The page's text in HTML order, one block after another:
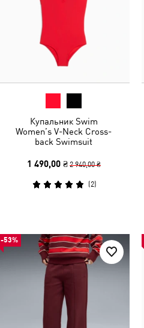
Купальник Swim
Women’s V-Neck Cross-
back Swimsuit
1 490,00 ₴ 2 940,00 ₴
(2)
-53%